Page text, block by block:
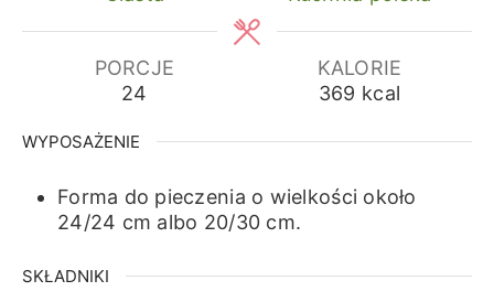
PORCJE
24
KALORIE
369 kcal
WYPOSAŻENIE
Forma do pieczenia o wielkości około
24/24 cm albo 20/30 cm.
SKŁADNIKI